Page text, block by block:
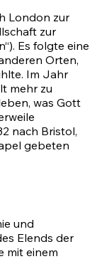
London zur
zur
Es folgte eine
Orten,
Im Jahr
mehr zu
was Gott
nach Bristol,
gebeten
und
Elends der
mit einem